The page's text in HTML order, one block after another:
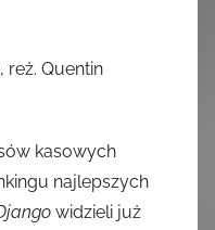
, reż. Quentin
kasowych
najlepszych
widzieli już